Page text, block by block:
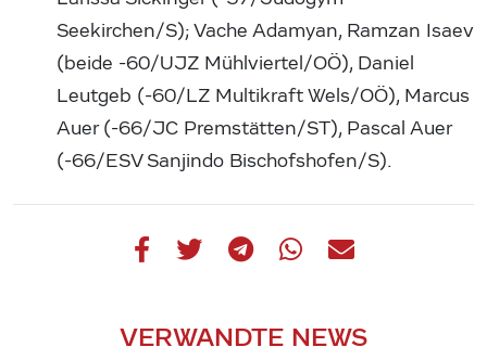
Seekirchen/S); Vache Adamyan, Ramzan Isaev
(beide -60/UJZ Mühlviertel/OÖ), Daniel
Leutgeb (-60/LZ Multikraft Wels/OÖ), Marcus
Auer (-66/JC Premstätten/ST), Pascal Auer
(-66/ESV Sanjindo Bischofshofen/S).
VERWANDTE NEWS